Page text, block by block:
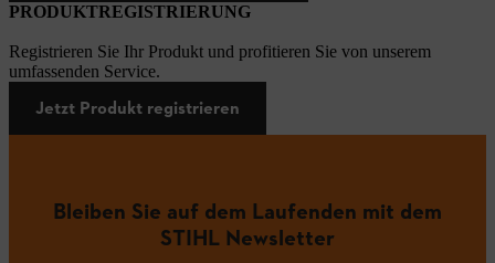
PRODUKTREGISTRIERUNG
Registrieren Sie Ihr Produkt und profitieren Sie von unserem
umfassenden Service.
Jetzt Produkt registrieren
Bleiben Sie auf dem Laufenden mit dem
STIHL Newsletter